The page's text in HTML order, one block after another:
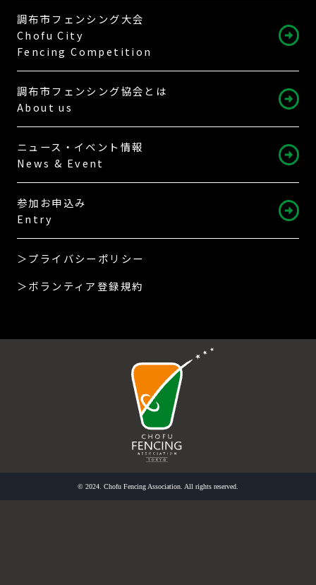
調布市フェンシング大会
Chofu City
Fencing Competition
調布市フェンシング協会とは
About us
ニュース・イベント情報
News & Event
参加お申込み
Entry
＞プライバシーポリシー
＞ボランティア登録規約
© 2024. Chofu Fencing Association. All rights reserved.